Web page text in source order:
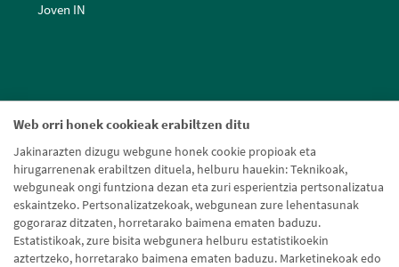
Web orri honek cookieak erabiltzen ditu
Jakinarazten dizugu webgune honek cookie propioak eta
hirugarrenenak erabiltzen dituela, helburu hauekin: Teknikoak,
webguneak ongi funtziona dezan eta zuri esperientzia pertsonalizatua
eskaintzeko. Pertsonalizatzekoak, webgunean zure lehentasunak
gogoraraz ditzaten, horretarako baimena ematen baduzu.
Estatistikoak, zure bisita webgunera helburu estatistikoekin
aztertzeko, horretarako baimena ematen baduzu. Marketinekoak edo
Joven IN